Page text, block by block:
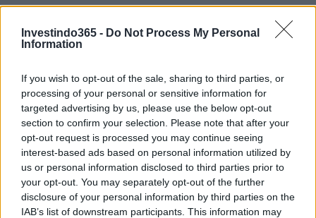
Investindo365 - Do Not Process My Personal
Information
If you wish to opt-out of the sale, sharing to third parties, or
processing of your personal or sensitive information for
targeted advertising by us, please use the below opt-out
section to confirm your selection. Please note that after your
opt-out request is processed you may continue seeing
interest-based ads based on personal information utilized by
us or personal information disclosed to third parties prior to
your opt-out. You may separately opt-out of the further
disclosure of your personal information by third parties on the
IAB’s list of downstream participants. This information may
Hotéis.
Lavanderias.
O Resto al Sud financiou 17.429 projetos até 1º de
fevereiro de 2024, com 881 milhões de euros concedidos e
61.283 empregos criados.
Resto al Sud 2024 representa uma oportunidade concreta
para quem deseja iniciar ou desenvolver uma atividade
comercial no Sul ou em outras áreas específicas da Itália.
Com contribuições e financiamento direcionados, essa